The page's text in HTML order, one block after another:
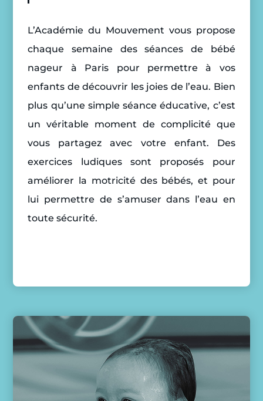
L’Académie du Mouvement vous propose
chaque semaine des séances de bébé
nageur à Paris pour permettre à vos
enfants de découvrir les joies de l’eau. Bien
plus qu’une simple séance éducative, c’est
un véritable moment de complicité que
vous partagez avec votre enfant. Des
exercices ludiques sont proposés pour
améliorer la motricité des bébés, et pour
lui permettre de s’amuser dans l’eau en
toute sécurité.